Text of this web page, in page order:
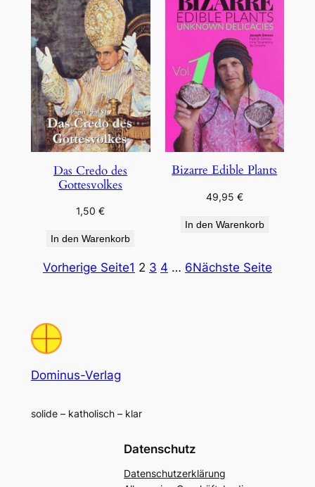
Das Credo des
Gottesvolkes
1,50€
In den Warenkorb
Bizarre Edible Plants
49,95 €
In den Warenkorb
Vorherige Seite1 2 3 4 … 6Nächste Seite
Dominus-Verlag
solide – katholisch – klar
Datenschutz
Datenschutzerklärung